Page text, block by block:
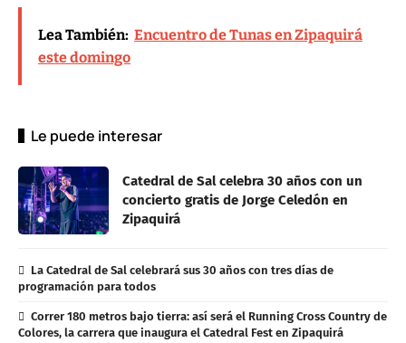
Lea También: Encuentro de Tunas en Zipaquirá
este domingo
Le puede interesar
Catedral de Sal celebra 30 años con un
concierto gratis de Jorge Celedón en
Zipaquirá
La Catedral de Sal celebrará sus 30 años con tres días de
programación para todos
Correr 180 metros bajo tierra: así será el Running Cross Country de
Colores, la carrera que inaugura el Catedral Fest en Zipaquirá